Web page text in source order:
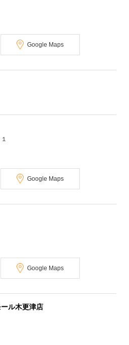
Google Maps
Google Maps
Google Maps
ル木更津店